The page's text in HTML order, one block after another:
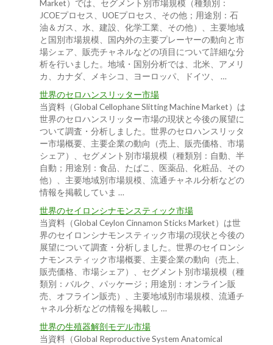
Market）では、セグメント別市場規模（種類別：
JCOEプロセス、UOEプロセス、その他；用途別：石
油＆ガス、水、建設、化学工業、その他）、主要地域
と国別市場規模、国内外の主要プレーヤーの動向と市
場シェア、販売チャネルなどの項目について詳細な分
析を行いました。地域・国別分析では、北米、アメリ
カ、カナダ、メキシコ、ヨーロッパ、ドイツ、 …
世界のセロハンスリッター市場
当資料（Global Cellophane Slitting Machine Market）は
世界のセロハンスリッター市場の現状と今後の展望に
ついて調査・分析しました。世界のセロハンスリッタ
ー市場概要、主要企業の動向（売上、販売価格、市場
シェア）、セグメント別市場規模（種類別：自動、半
自動；用途別：食品、たばこ、医薬品、化粧品、その
他）、主要地域別市場規模、流通チャネル分析などの
情報を掲載していま …
世界のセイロンシナモンスティック市場
当資料（Global Ceylon Cinnamon Sticks Market）は世
界のセイロンシナモンスティック市場の現状と今後の
展望について調査・分析しました。世界のセイロンシ
ナモンスティック市場概要、主要企業の動向（売上、
販売価格、市場シェア）、セグメント別市場規模（種
類別：バルク、パッケージ；用途別：オンライン販
売、オフライン販売）、主要地域別市場規模、流通チ
ャネル分析などの情報を掲載し …
世界の生殖器解剖モデル市場
当資料（Global Reproductive System Anatomical